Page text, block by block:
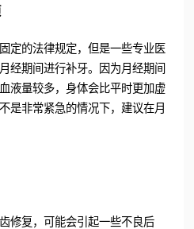
定的法律规定，但是一些专业医
经期间进行补牙。因为月经期间
液量较多，身体会比平时更加虚
是非常紧急的情况下，建议在月
修复，可能会引起一些不良后